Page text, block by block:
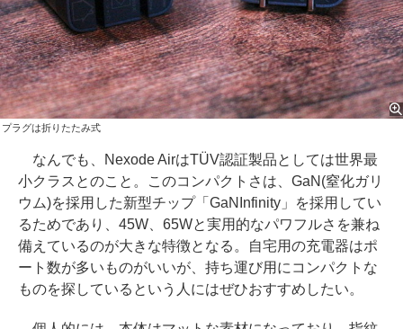
プラグは折りたたみ式
なんでも、Nexode AirはTÜV認証製品としては世界最
小クラスとのこと。このコンパクトさは、GaN(窒化ガリ
ウム)を採用した新型チップ「GaNInfinity」を採用してい
るためであり、45W、65Wと実用的なパワフルさを兼ね
備えているのが大きな特徴となる。自宅用の充電器はポ
ート数が多いものがいいが、持ち運び用にコンパクトな
ものを探しているという人にはぜひおすすめしたい。